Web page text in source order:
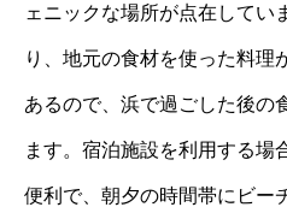
ェニックな場所が点在してい
り、地元の食材を使った料理
あるので、浜で過ごした後の
ます。宿泊施設を利用する場
便利で、朝夕の時間帯にビー